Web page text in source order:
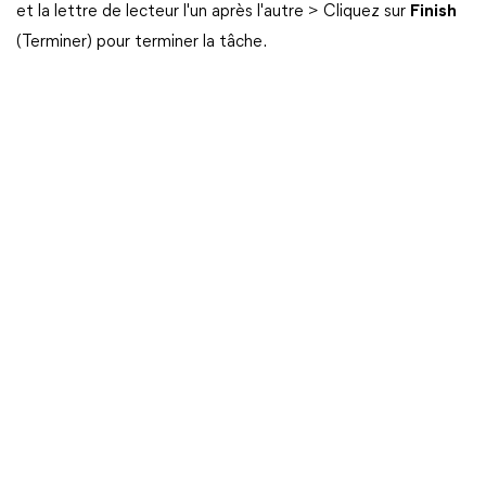
et la lettre de lecteur l'un après l'autre > Cliquez sur Finish
(Terminer) pour terminer la tâche.